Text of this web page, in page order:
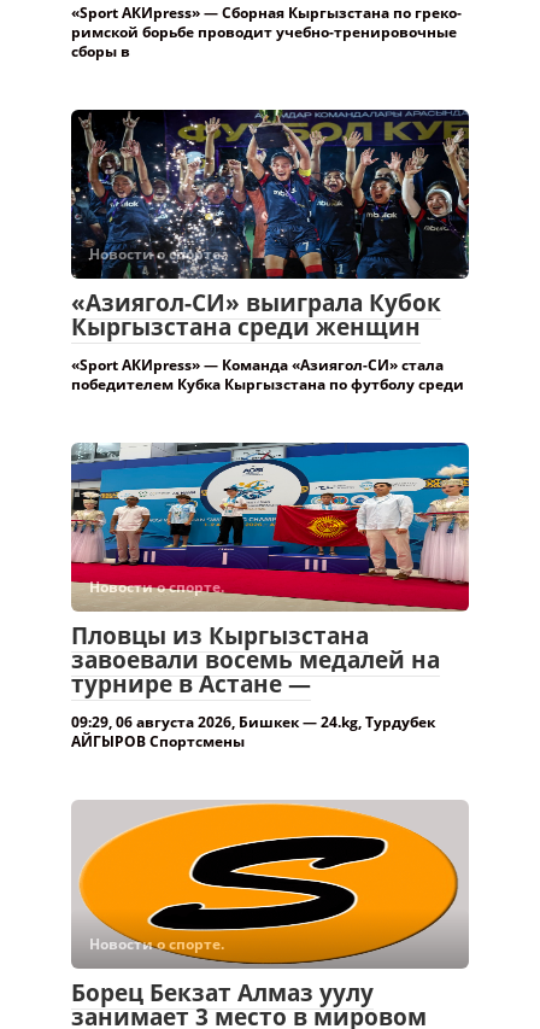
«Sport АКИpress» — Сборная Кыргызстана по греко-
римской борьбе проводит учебно-тренировочные
сборы в
Новости о спорте.
«Азиягол-СИ» выиграла Кубок
Кыргызстана среди женщин
«Sport АКИpress» — Команда «Азиягол-СИ» стала
победителем Кубка Кыргызстана по футболу среди
Новости о спорте.
Пловцы из Кыргызстана
завоевали восемь медалей на
турнире в Астане —
09:29, 06 августа 2026, Бишкек — 24.kg, Турдубек
АЙГЫРОВ Спортсмены
Новости о спорте.
Борец Бекзат Алмаз уулу
занимает 3 место в мировом